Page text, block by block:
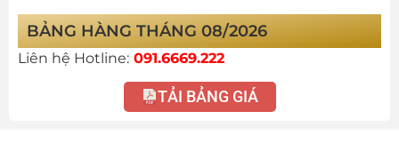
BẢNG HÀNG THÁNG 08/2026
Liên hệ Hotline: 091.6669.222
TẢI BẢNG GIÁ